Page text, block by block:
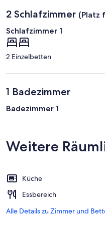
2 Schlafzimmer (Platz
Schlafzimmer 1
2 Einzelbetten
1 Badezimmer
Badezimmer 1
Weitere
Küche
Essbereich
Alle Details zu Zimmer und